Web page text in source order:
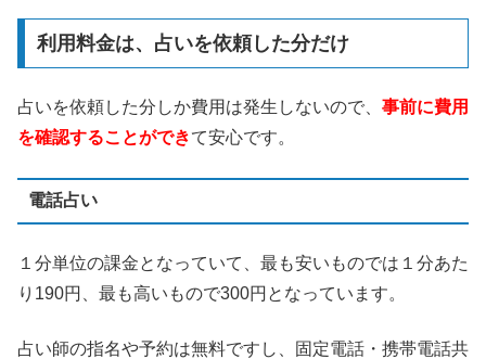
利用料金は、占いを依頼した分だけ
占いを依頼した分しか費用は発生しないので、 事前に費用
を確認することができて安心です。
電話占い
１分単位の課金となっていて、最も安いものでは１分あた
り190円、最も高いもので300円となっています。
占い師の指名や予約は無料ですし、固定電話・携帯電話共